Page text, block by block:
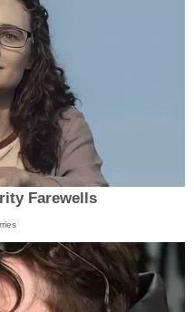
Farewells